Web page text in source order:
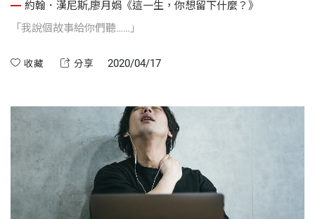
約翰．漢尼斯,廖月娟《這一生，你想留下什麼？》
「我說個故事給你們聽……」
收藏 分享 2020/04/17